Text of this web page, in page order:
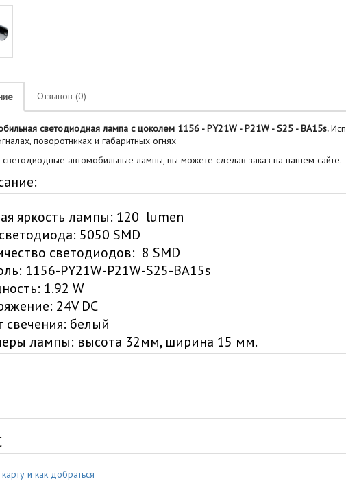
Отзывов (0)
светодиодная лампа c цоколем 1156 - PY21W - P21W - S25 - BA15s.
поворотниках и габаритных огнях
светодиодные автомобильные лампы, вы можете сделав заказ на нашем сайте.
яркость лампы: 120 lumen
5050 SMD
светодиодов: 8 SMD
1156-PY21W-P21W-S25-BA15s
1.92 W
24V DC
свечения: белый
лампы: высота 32мм, ширина 15 мм.
и как добраться